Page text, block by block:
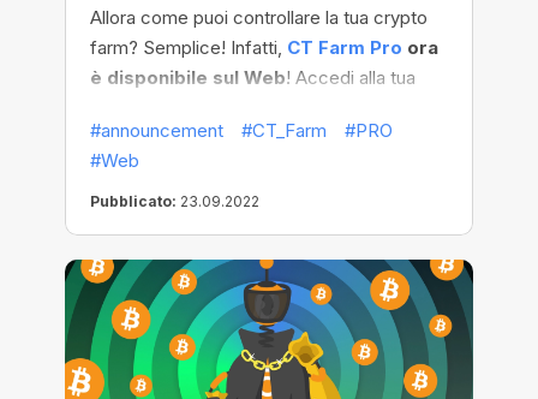
Allora come puoi controllare la tua crypto
farm? Semplice! Infatti, CT Farm Pro ora
è disponibile sul Web! Accedi alla tua
hai bisogno: controlli, impostazioni,
modifiche agli orari - comodamente dal tuo
browser!
#announcement #CT_Farm
#PRO
#Web
Pubblicato: 23.09.2022